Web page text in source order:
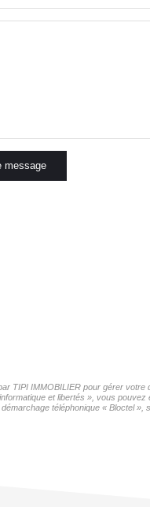
message
TIPI IMMOBILIER pour gérer
et libertés », vous
téléphonique « Bloctel